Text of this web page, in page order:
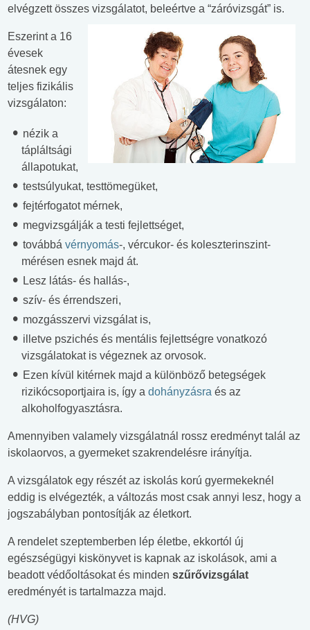
elvégzett összes vizsgálatot, beleértve a “záróvizsgát” is.
Eszerint a 16
évesek
átesnek egy
teljes fizikális
vizsgálaton:
nézik a
tápláltsági
állapotukat,
testsúlyukat, testtömegüket,
fejtérfogatot mérnek,
megvizsgálják a testi fejlettséget,
továbbá vérnyomás-, vércukor- és koleszterinszint-
mérésen esnek majd át.
Lesz látás- és hallás-,
szív- és érrendszeri,
mozgásszervi vizsgálat is,
illetve pszichés és mentális fejlettségre vonatkozó
vizsgálatokat is végeznek az orvosok.
Ezen kívül kitérnek majd a különböző betegségek
rizikócsoportjaira is, így a dohányzásra és az
alkoholfogyasztásra.
Amennyiben valamely vizsgálatnál rossz eredményt talál az
iskolaorvos, a gyermeket szakrendelésre irányítja.
A vizsgálatok egy részét az iskolás korú gyermekeknél
eddig is elvégezték, a változás most csak annyi lesz, hogy a
jogszabályban pontosítják az életkort.
A rendelet szeptemberben lép életbe, ekkortól új
egészségügyi kiskönyvet is kapnak az iskolások, ami a
beadott védőoltásokat és minden szűrővizsgálat
eredményét is tartalmazza majd.
(HVG)